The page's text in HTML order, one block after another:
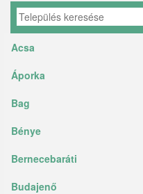
Acsa
Áporka
Bag
Bénye
Bernecebaráti
Budajenő